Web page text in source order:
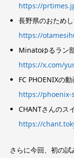
https://
長野県のおため
https://
Minatoゆるラン
https://x.com/
FC PHOENIXの
https://phoenix-
CHANTさんのス
https://
さらに今回、初の